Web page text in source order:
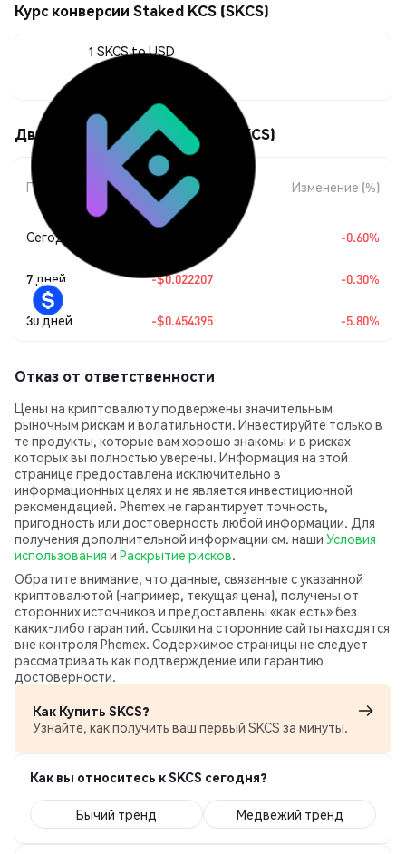
Курс конверсии Staked KCS (SKCS)
1 SKCS to USD
Движения цены Staked KCS (SKCS)
Период
Изменение
суммы
Изменение (%)
Сегодня -0.60%
7 дней -$0.022207 -0.30%
30 дней -$0.454395 -5.80%
Отказ от ответственности
Цены на криптовалюту подвержены значительным
рыночным рискам и волатильности. Инвестируйте только в
те продукты, которые вам хорошо знакомы и в рисках
которых вы полностью уверены. Информация на этой
странице предоставлена исключительно в
информационных целях и не является инвестиционной
рекомендацией. Phemex не гарантирует точность,
пригодность или достоверность любой информации. Для
получения дополнительной информации см. наши Условия
использования и Раскрытие рисков.
Обратите внимание, что данные, связанные с указанной
криптовалютой (например, текущая цена), получены от
сторонних источников и предоставлены «как есть» без
каких‑либо гарантий. Ссылки на сторонние сайты находятся
вне контроля Phemex. Содержимое страницы не следует
рассматривать как подтверждение или гарантию
достоверности.
Как Купить SKCS?
Узнайте, как получить ваш первый SKCS за минуты.
Как вы относитесь к SKCS сегодня?
Бычий тренд Медвежий тренд